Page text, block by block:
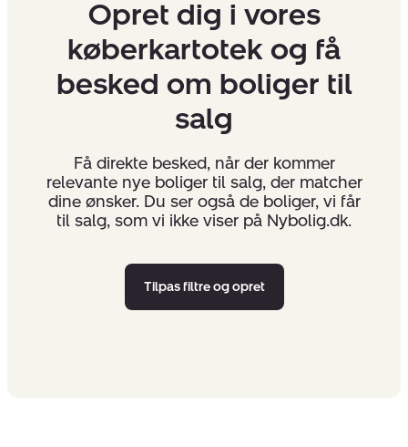
Opret dig i vores
køberkartotek og få
besked om boliger til
salg
Få direkte besked, når der kommer
relevante nye boliger til salg, der matcher
dine ønsker. Du ser også de boliger, vi får
til salg, som vi ikke viser på Nybolig.dk.
Tilpas filtre og opret